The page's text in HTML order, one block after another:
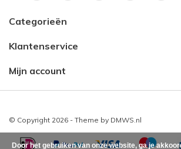
Categorieën
Klantenservice
Mijn account
© Copyright 2026 - Theme by DMWS.nl
Door het gebruiken van onze website, ga je